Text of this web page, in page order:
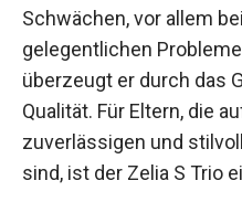
Schwächen, vor allem
gelegentlichen
überzeugt er durch das
Qualität. Für Eltern, die
zuverlässigen und
sind, ist der Zelia S Trio